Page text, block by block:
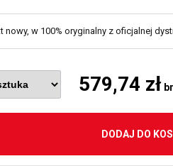
nowy, w 100% oryginalny z oficjalnej
579,74 zł
DODAJ DO